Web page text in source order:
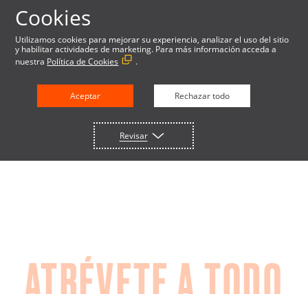
SEGURIDAD
ATRÉVETE A TODO
Cookies
Utilizamos cookies para mejorar su experiencia, analizar el uso del sitio
y habilitar actividades de marketing. Para más información acceda a
nuestra Política de Cookies .
Aceptar Rechazar todo
Revisar